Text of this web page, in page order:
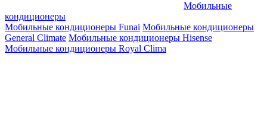
Мобильные
кондиционеры
Мобильные кондиционеры Funai Мобильные кондиционеры
General Climate Мобильные кондиционеры Hisense
Мобильные кондиционеры Royal Clima